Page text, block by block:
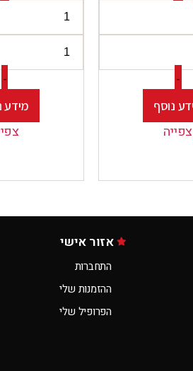
-
נוסף
צפייה
-
מידע
אזור אישי
התחברות
ההזמנות שלי
הפרופיל שלי